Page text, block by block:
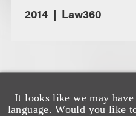
It looks like we may
language. Would you like
2014 Law360